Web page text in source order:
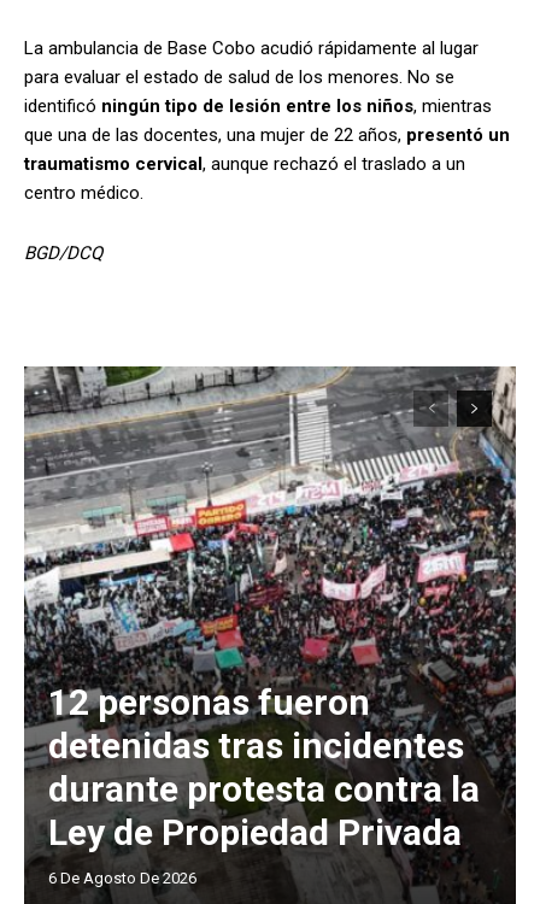
La ambulancia de Base Cobo acudió rápidamente al lugar
para evaluar el estado de salud de los menores. No se
identificó ningún tipo de lesión entre los niños, mientras
que una de las docentes, una mujer de 22 años, presentó un
traumatismo cervical, aunque rechazó el traslado a un
centro médico.
BGD/DCQ
12 personas fueron
detenidas tras incidentes
durante protesta contra la
Ley de Propiedad Privada
6 De Agosto De 2026